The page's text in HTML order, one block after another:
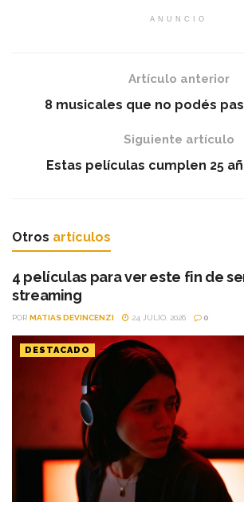
ANUNCIO
Artículo anterior
8 musicales que no podés
Siguiente artículo
Estas películas cumplen 25
Otros artículos
4 películas para ver este fin de
streaming
POR MATIAS DEVINCENZI 24 JULIO, 2026 0
DESTACADO